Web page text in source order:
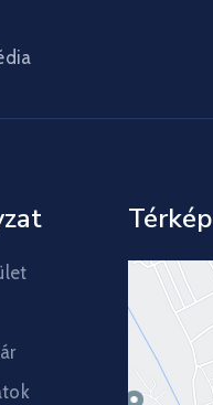
Térkép